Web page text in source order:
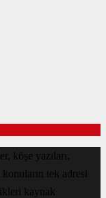
köşe yazıları,
tek adresi
kaynak